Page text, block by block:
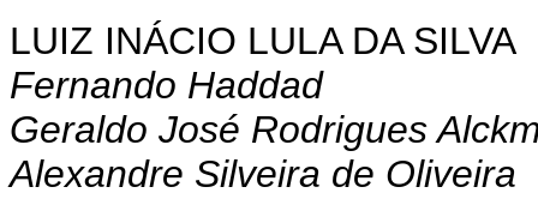
LUIZ INÁCIO LULA DA SILVA
Fernando Haddad
Geraldo José Rodrigues
Alexandre Silveira de Oliveira